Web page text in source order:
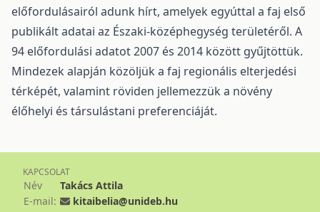
előfordulásairól adunk hírt, amelyek egyúttal a faj első
publikált adatai az Északi-középhegység területéről. A
94 előfordulási adatot 2007 és 2014 között gyűjtöttük.
Mindezek alapján közöljük a faj regionális elterjedési
térképét, valamint röviden jellemezzük a növény
élőhelyi és társulástani preferenciáját.
KAPCSOLAT
Név
Takács Attila
E-mail:
kitaibelia@unideb.hu